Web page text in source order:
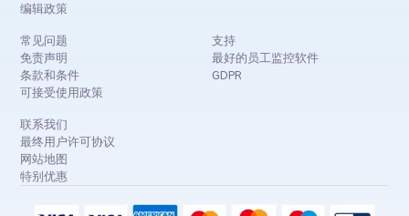
编辑政策
常见问题
免责声明
条款和条件
可接受使用政策
支持
最好的员工监控软件
GDPR
联系我们
最终用户许可协议
网站地图
特别优惠